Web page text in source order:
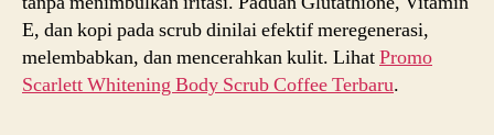
E, dan kopi pada scrub dinilai efektif meregenerasi,
melembabkan, dan mencerahkan kulit. LihatPromo
Scarlett Whitening Body Scrub Coffee Terbaru.